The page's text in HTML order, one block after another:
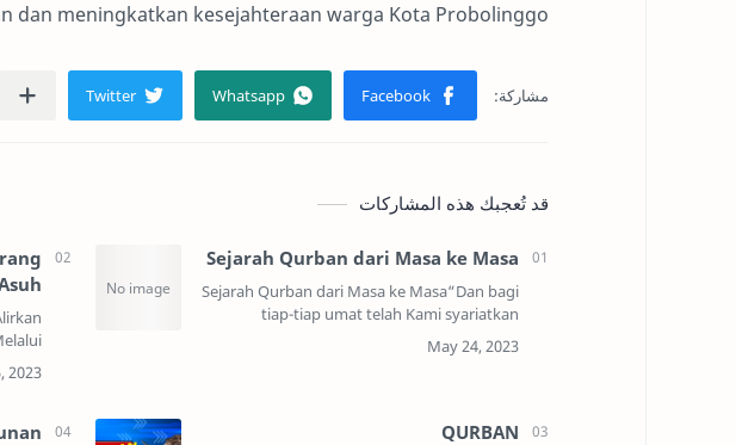
dan meningkatkan kesejahteraan warga Kota Probolinggo.
قد تُعجبك هذه المشاركات
Sejarah Qurban dari Masa ke Masa
Sejarah Qurban dari Masa ke Masa“Dan bagi
tiap-tiap umat telah Kami syariatkan
penyembelihan (qurban), supaya mereka
menyebut nama Allah terhadap binatang
di lu…
QURBAN